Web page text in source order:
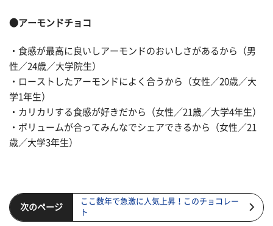
●アーモンドチョコ
・食感が最高に良いしアーモンドのおいしさがあるから（男
性／24歳／大学院生）
・ローストしたアーモンドによく合うから（女性／20歳／大
学1年生）
・カリカリする食感が好きだから（女性／21歳／大学4年生）
・ボリュームが合ってみんなでシェアできるから（女性／21
歳／大学3年生）
次のページ
ここ数年で急激に人気上昇！このチョコレー
ト